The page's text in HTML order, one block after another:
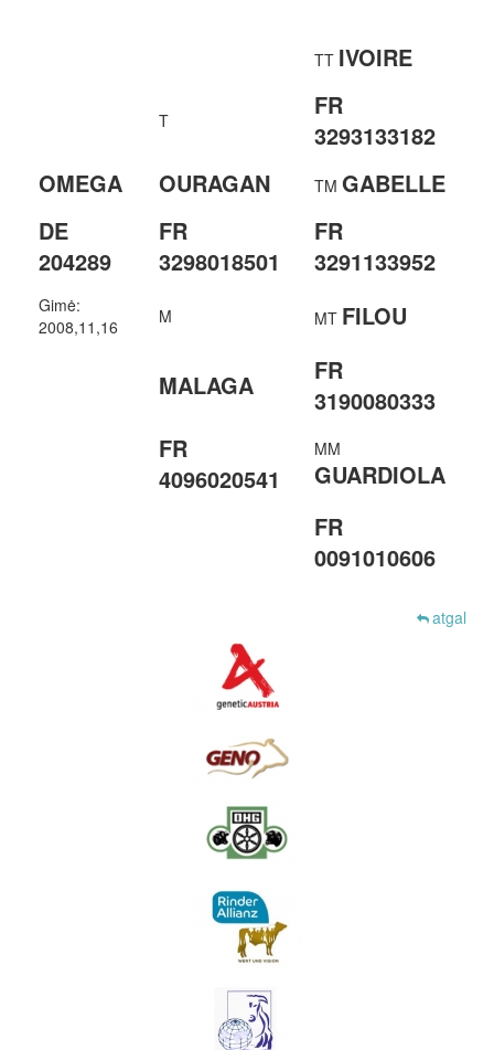
TT IVOIRE
T
FR
3293133182
OMEGA
OURAGAN TM GABELLE
DE
204289
FR
3298018501
FR
3291133952
Gimė:
2008,11,16
M MT FILOU
MALAGA
FR
3190080333
FR
4096020541
MM
GUARDIOLA
FR
0091010606
atgal